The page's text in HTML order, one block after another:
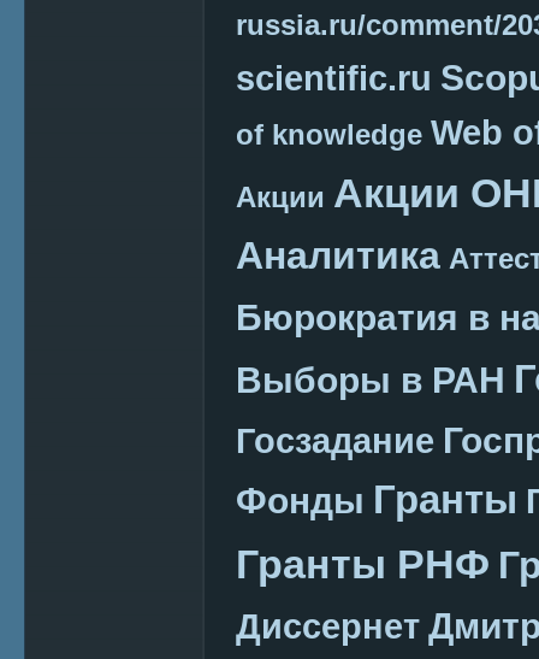
russia.ru/comment/
scientific.ru
of knowledge Web
Акции Акции
Аналитика
Бюрократия в
Выборы в РАН
Госзадание
Фонды Гранты
Гранты РНФ
Диссернет